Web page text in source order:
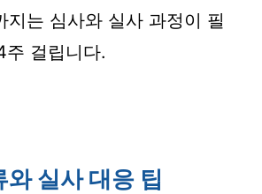
지는 심사와 실사 과정이 필
걸립니다.
와 실사 대응 팁